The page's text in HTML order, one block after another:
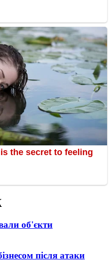
об'єкти
після атаки